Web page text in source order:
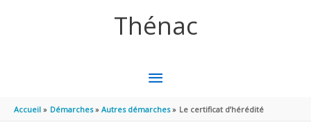
Thénac
MENU
PRINCIPAL
Accueil Démarches Autres démarches Le certificat d’hérédité